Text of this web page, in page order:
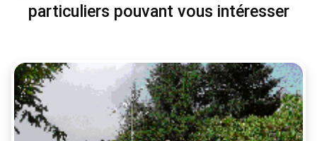
particuliers pouvant vous intéresser